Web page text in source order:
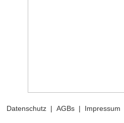
Datenschutz | AGBs | Impressum